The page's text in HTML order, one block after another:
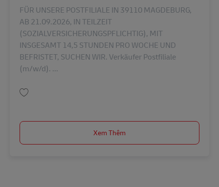
FÜR UNSERE POSTFILIALE IN 39110 MAGDEBURG,
AB 21.09.2026, IN TEILZEIT
(SOZIALVERSICHERUNGSPFLICHTIG), MIT
INSGESAMT 14,5 STUNDEN PRO WOCHE UND
BEFRISTET, SUCHEN WIR. Verkäufer Postfiliale
(m/w/d). ...
Xem Thêm